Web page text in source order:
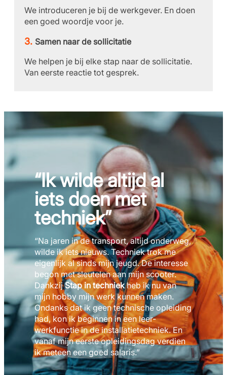
We introduceren je bij de werkgever. En doen
een goed woordje voor je.
Samen naar de sollicitatie
We helpen je bij elke stap naar de sollicitatie.
Van eerste reactie tot gesprek.
“Ik wilde altijd al
iets doen met
techniek”
“Na jaren in de transport, altijd onderweg,
wilde ik iets nieuws. Techniek trok me
eigenlijk al sinds mijn jeugd. De interesse
begon met sleutelen aan mijn scooter.
DankzijStap in techniekheb ik nu van
mijn hobby mijn werk kunnen maken.
Ondanks dat ik geen technische opleiding
had, kon ik beginnen in een leer-
werkfunctie in de installatietechniek. En
vanaf mijn eerste opleidingsdag verdien
ik meteen een goed salaris.”